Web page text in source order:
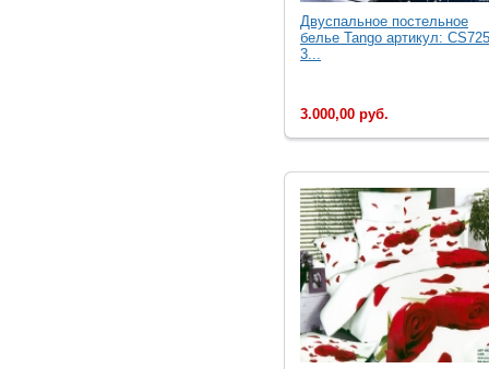
Двуcпальное постельное
белье Tango артикул:
3...
3.000,00 руб.